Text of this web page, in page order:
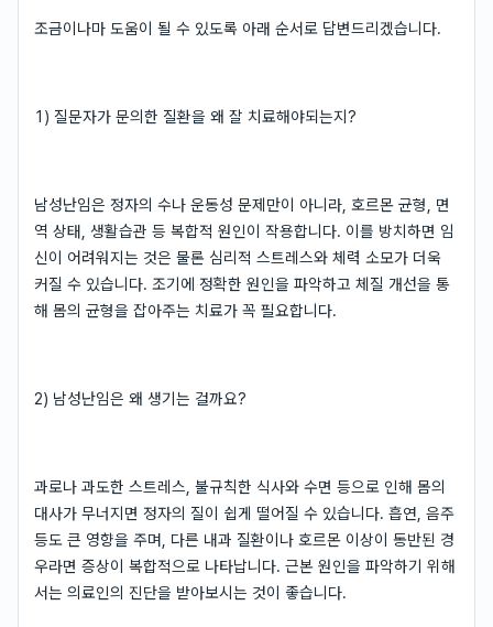
조금이나마 도움이 될 수 있도록 아래 순서로 답변드리겠습니다.
1) 질문자가 문의한 질환을 왜 잘 치료해야되는지?
남성난임은 정자의 수나 운동성 문제만이 아니라, 호르몬 균형, 면
역 상태, 생활습관 등 복합적 원인이 작용합니다. 이를 방치하면 임
신이 어려워지는 것은 물론 심리적 스트레스와 체력 소모가 더욱
커질 수 있습니다. 조기에 정확한 원인을 파악하고 체질 개선을 통
해 몸의 균형을 잡아주는 치료가 꼭 필요합니다.
2) 남성난임은 왜 생기는 걸까요?
과로나 과도한 스트레스, 불규칙한 식사와 수면 등으로 인해 몸의
대사가 무너지면 정자의 질이 쉽게 떨어질 수 있습니다. 흡연, 음주
등도 큰 영향을 주며, 다른 내과 질환이나 호르몬 이상이 동반된 경
우라면 증상이 복합적으로 나타납니다. 근본 원인을 파악하기 위해
서는 의료인의 진단을 받아보시는 것이 좋습니다.